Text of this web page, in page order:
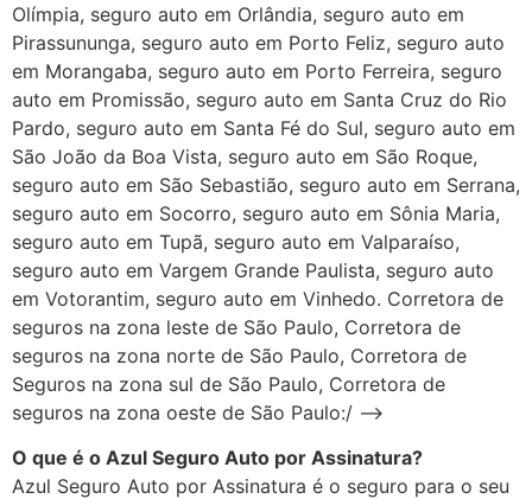
Olímpia, seguro auto em Orlândia, seguro auto em
Pirassununga, seguro auto em Porto Feliz, seguro auto
em Morangaba, seguro auto em Porto Ferreira, seguro
auto em Promissão, seguro auto em Santa Cruz do Rio
Pardo, seguro auto em Santa Fé do Sul, seguro auto em
São João da Boa Vista, seguro auto em São Roque,
seguro auto em São Sebastião, seguro auto em Serrana,
seguro auto em Socorro, seguro auto em Sônia Maria,
seguro auto em Tupã, seguro auto em Valparaíso,
seguro auto em Vargem Grande Paulista, seguro auto
em Votorantim, seguro auto em Vinhedo. Corretora de
seguros na zona leste de São Paulo, Corretora de
seguros na zona norte de São Paulo, Corretora de
Seguros na zona sul de São Paulo, Corretora de
seguros na zona oeste de São Paulo:/ –>
O que é o Azul Seguro Auto por Assinatura?
Azul Seguro Auto por Assinatura é o seguro para o seu